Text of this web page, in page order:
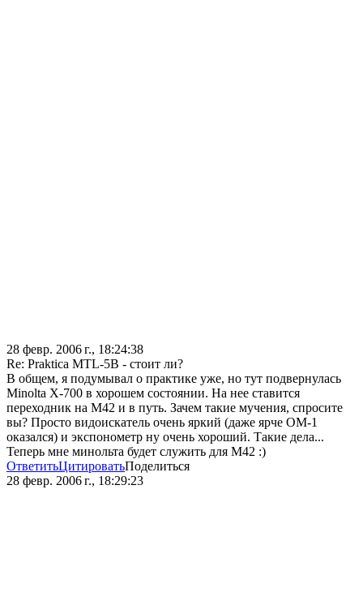
28 февр. 2006 г., 18:24:38
Re: Praktica MTL-5B - стоит ли?
В общем, я подумывал о практике уже, но тут подвернулась
Minolta X-700 в хорошем состоянии. На нее ставится
переходник на М42 и в путь. Зачем такие мучения, спросите
вы? Просто видоискатель очень яркий (даже ярче ОМ-1
оказался) и экспонометр ну очень хороший. Такие дела...
Теперь мне минольта будет служить для М42 :)
ОтветитьЦитироватьПоделиться
28 февр. 2006 г., 18:29:23